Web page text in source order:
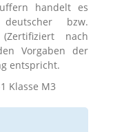
handelt es
bzw.
nach
Vorgaben der
entspricht.
Klasse M3